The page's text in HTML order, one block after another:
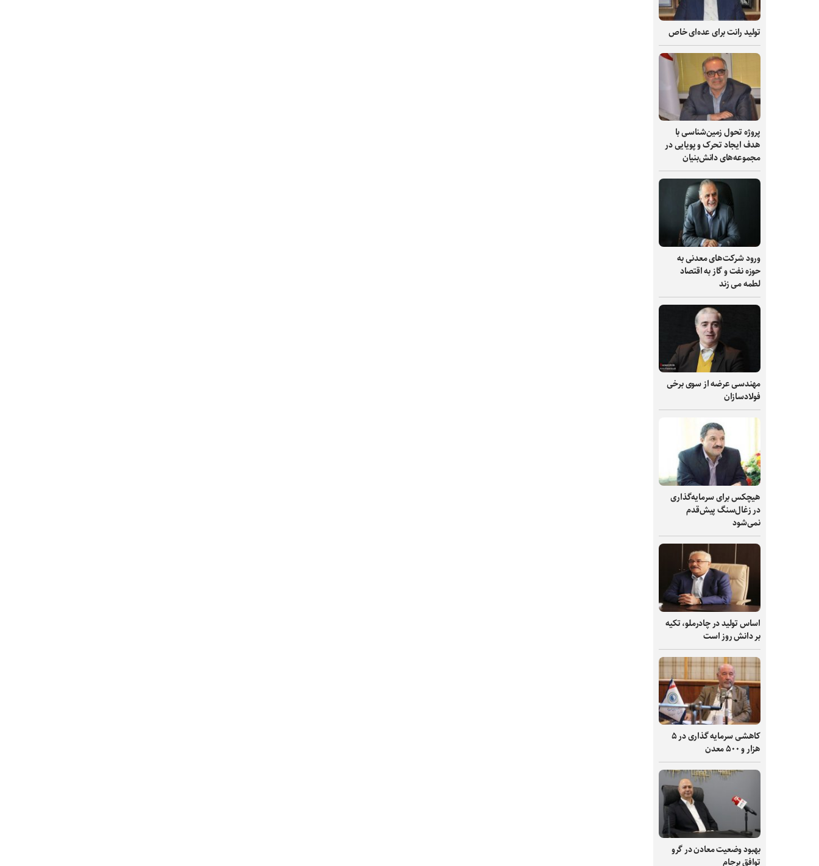
تولید رانت برای عده‌ای خاص
پروژه تحول زمین‌شناسی با
هدف ایجاد تحرک و پویایی در
مجموعه‌های دانش‌بنیان
ورود شرکت‌های معدنی به
حوزه نفت و گاز به اقتصاد
لطمه می زند
مهندسی عرضه از سوی برخی
فولادسازان
هیچکس برای سرمایه‌گذاری
در زغال‌سنگ پیش‌قدم
نمی‌شود
اساس تولید در چادرملو، تکیه
بر دانش‌ روز است
کاهشی سرمایه گذاری در ۵
هزار و ۵۰۰ معدن
بهبود وضعیت معادن در گرو
توافق برجام